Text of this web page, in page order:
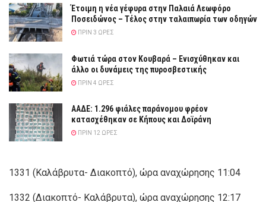
Έτοιμη η νέα γέφυρα στην Παλαιά Λεωφόρο
Ποσειδώνος – Τέλος στην ταλαιπωρία των οδηγών
ΠΡΙΝ 3 ΏΡΕΣ
Φωτιά τώρα στον Κουβαρά – Ενισχύθηκαν και
άλλο οι δυνάμεις της πυροσβεστικής
ΠΡΙΝ 4 ΏΡΕΣ
ΑΑΔΕ: 1.296 φιάλες παράνομου φρέον
κατασχέθηκαν σε Κήπους και Δοϊράνη
ΠΡΙΝ 12 ΏΡΕΣ
1331 (Καλάβρυτα- Διακοπτό), ώρα αναχώρησης 11:04
1332 (Διακοπτό- Καλάβρυτα), ώρα αναχώρησης 12:17